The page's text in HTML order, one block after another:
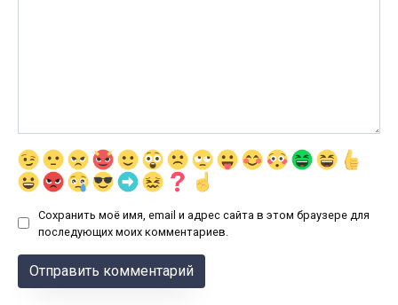
Сохранить моё имя, email и адрес сайта в этом браузере для
последующих моих комментариев.